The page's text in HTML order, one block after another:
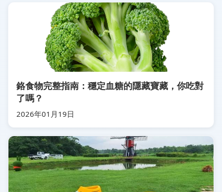
鉻食物完整指南：穩定血糖的隱藏寶藏，你吃對
了嗎？
2026年01月19日